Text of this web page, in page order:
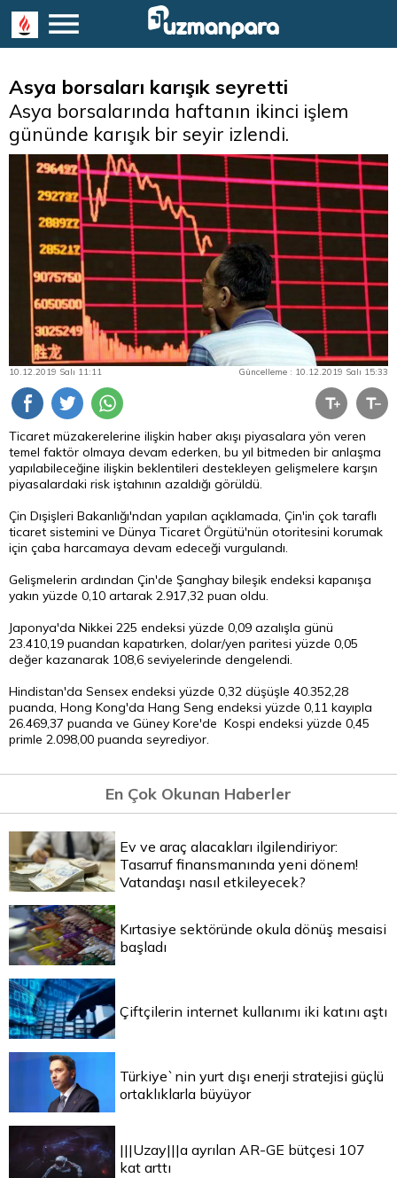
Asya borsaları karışık seyretti
Asya borsalarında haftanın ikinci işlem
gününde karışık bir seyir izlendi.
10.12.2019 Salı 11:11 Güncelleme : 10.12.2019 Salı 15:33
Ticaret müzakerelerine ilişkin haber akışı piyasalara yön veren
temel faktör olmaya devam ederken, bu yıl bitmeden bir anlaşma
yapılabileceğine ilişkin beklentileri destekleyen gelişmelere karşın
piyasalardaki risk iştahının azaldığı görüldü.
Çin Dışişleri Bakanlığı'ndan yapılan açıklamada, Çin'in çok taraflı
ticaret sistemini ve Dünya Ticaret Örgütü'nün otoritesini korumak
için çaba harcamaya devam edeceği vurgulandı.
Gelişmelerin ardından Çin'de Şanghay bileşik endeksi kapanışa
yakın yüzde 0,10 artarak 2.917,32 puan oldu.
Japonya'da Nikkei 225 endeksi yüzde 0,09 azalışla günü
23.410,19 puandan kapatırken, dolar/yen paritesi yüzde 0,05
değer kazanarak 108,6 seviyelerinde dengelendi.
Hindistan'da Sensex endeksi yüzde 0,32 düşüşle 40.352,28
puanda, Hong Kong'da Hang Seng endeksi yüzde 0,11 kayıpla
26.469,37 puanda ve Güney Kore'de Kospi endeksi yüzde 0,45
primle 2.098,00 puanda seyrediyor.
En Çok Okunan Haberler
Ev ve araç alacakları ilgilendiriyor:
Tasarruf finansmanında yeni dönem!
Vatandaşı nasıl etkileyecek?
Kırtasiye sektöründe okula dönüş mesaisi
başladı
Çiftçilerin internet kullanımı iki katını aştı
Türkiye`nin yurt dışı enerji stratejisi güçlü
ortaklıklarla büyüyor
|||Uzay|||a ayrılan AR-GE bütçesi 107
kat arttı